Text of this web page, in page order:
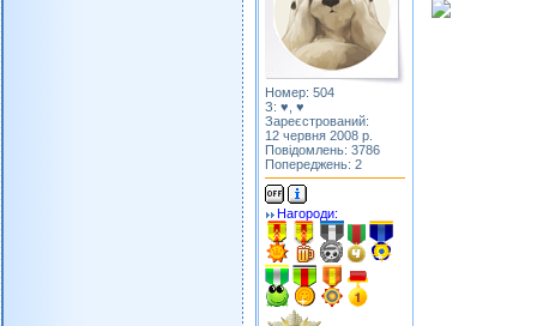
Номер: 504
З: ♥, ♥
Зареєстрований:
12 червня 2008 р.
Повідомлень: 3786
Попереджень: 2
Нагороди: